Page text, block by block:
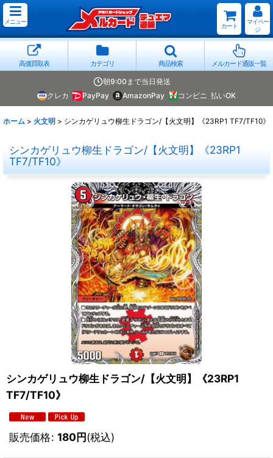
メニュー
カート
マイペー
ジ
高価買取表 カテゴリ 商品検索 メルカード通販一覧
朝9:00まで当日発送
クレカ
PayPay AmazonPay コンビニ 払いOK
ホーム > 火文明 > シンカゲリュウ柳生ドラゴン/【火文明】《23RP1 TF7/TF10》
シンカゲリュウ柳生ドラゴン/【火文明】《23RP1
TF7/TF10》
シンカゲリュウ柳生ドラゴン/【火文明】《23RP1
TF7/TF10》
販売価格: 180円(税込)